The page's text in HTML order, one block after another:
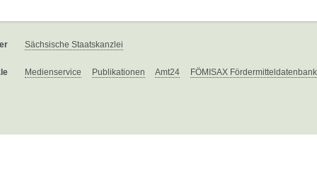
Sächsische Staatskanzlei
Medienservice Publikationen Amt24 FÖMISAX Fördermitteldatenbank